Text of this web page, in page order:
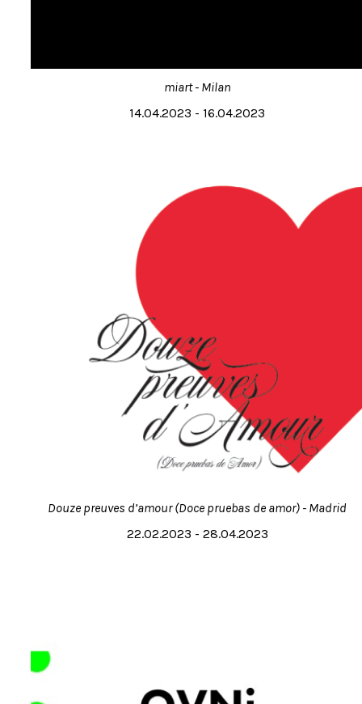
miart - Milan
14.04.2023 - 16.04.2023
Douze preuves d’amour (Doce pruebas de amor) - Madrid
22.02.2023 - 28.04.2023